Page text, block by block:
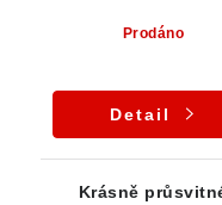
Prodáno
Detail
Krásně